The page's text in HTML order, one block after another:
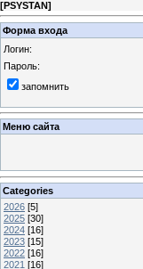
[PSYSTAN]
Форма входа
Логин:
Пароль:
запомнить
Меню сайта
Categories
2026 [5]
2025 [30]
2024 [16]
2023 [15]
2022 [16]
2021 [16]